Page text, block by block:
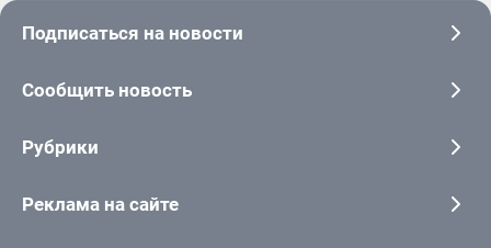
Подписаться на новости
Сообщить новость
Рубрики
Реклама на сайте